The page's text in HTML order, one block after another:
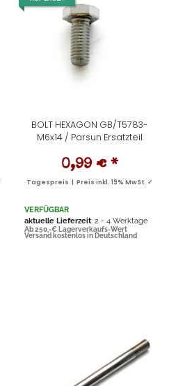
BOLT HEXAGON GB/T5783-
M6x14 / Parsun Ersatzteil
0,99 € *
Tagespreis | Preis inkl. 19% MwSt. ✓
VERFÜGBAR
aktuelle Lieferzeit: 2 - 4 Werktage
Ab 250,-€ Lagerverkaufs-Wert
Versand kostenlos in Deutschland